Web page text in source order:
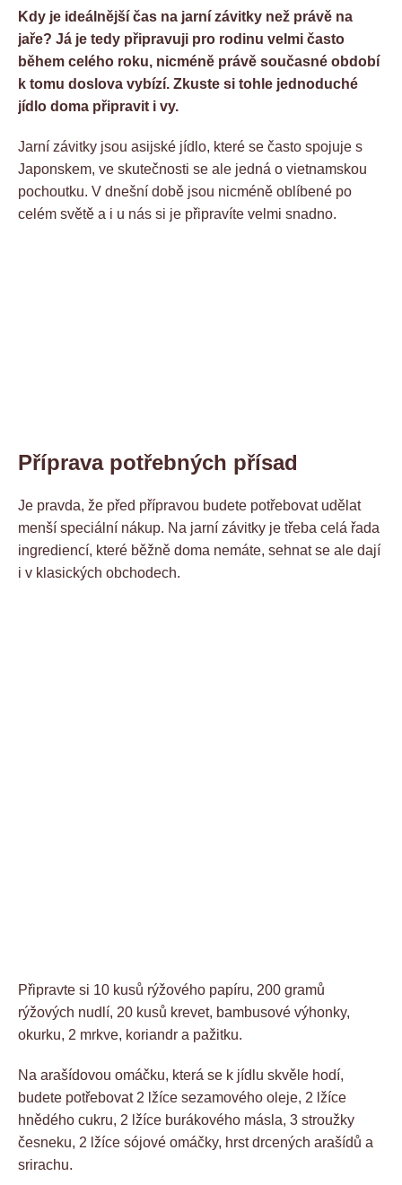
Kdy je ideálnější čas na jarní závitky než právě na
jaře? Já je tedy připravuji pro rodinu velmi často
během celého roku, nicméně právě současné období
k tomu doslova vybízí. Zkuste si tohle jednoduché
jídlo doma připravit i vy.
Jarní závitky jsou asijské jídlo, které se často spojuje s
Japonskem, ve skutečnosti se ale jedná o vietnamskou
pochoutku. V dnešní době jsou nicméně oblíbené po
celém světě a i u nás si je připravíte velmi snadno.
Příprava potřebných přísad
Je pravda, že před přípravou budete potřebovat udělat
menší speciální nákup. Na jarní závitky je třeba celá řada
ingrediencí, které běžně doma nemáte, sehnat se ale dají
i v klasických obchodech.
Připravte si 10 kusů rýžového papíru, 200 gramů
rýžových nudlí, 20 kusů krevet, bambusové výhonky,
okurku, 2 mrkve, koriandr a pažitku.
Na arašídovou omáčku, která se k jídlu skvěle hodí,
budete potřebovat 2 lžíce sezamového oleje, 2 lžíce
hnědého cukru, 2 lžíce burákového másla, 3 stroužky
česneku, 2 lžíce sójové omáčky, hrst drcených arašídů a
srirachu.